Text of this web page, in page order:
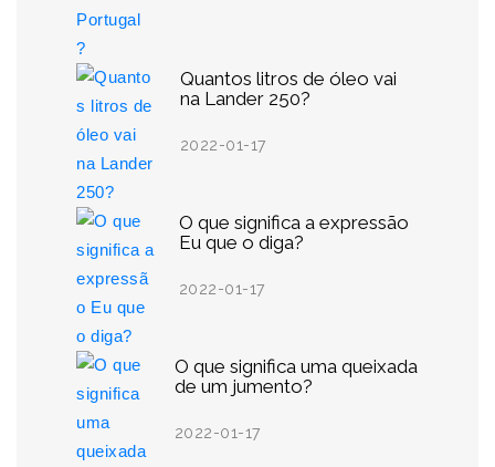
Quantos litros de óleo vai
na Lander 250?
2022-01-17
O que significa a expressão
Eu que o diga?
2022-01-17
O que significa uma queixada
de um jumento?
2022-01-17